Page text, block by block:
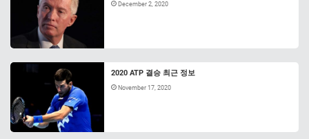
December 2, 2020
2020 ATP 결승 최근 정보
November 17, 2020